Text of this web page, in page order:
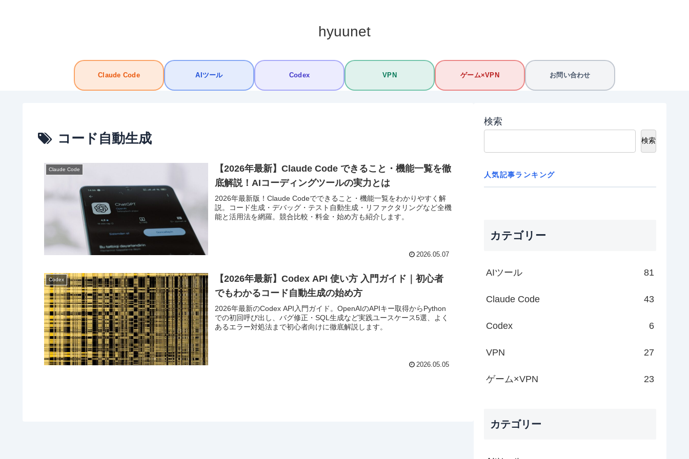
hyuunet
Claude Code AIツール Codex VPN ゲーム×VPN お問い合わせ
コード自動生成
Claude Code
【2026年最新】Claude Code できること・機能一覧を徹
底解説！AIコーディングツールの実力とは
2026年最新版！Claude Codeでできること・機能一覧をわかりやすく解
説。コード生成・デバッグ・テスト自動生成・リファクタリングなど全機
能と活用法を網羅。競合比較・料金・始め方も紹介します。
2026.05.07
Codex
【2026年最新】Codex API 使い方 入門ガイド｜初心者
でもわかるコード自動生成の始め方
2026年最新のCodex API入門ガイド。OpenAIのAPIキー取得からPython
での初回呼び出し、バグ修正・SQL生成など実践ユースケース5選、よく
あるエラー対処法まで初心者向けに徹底解説します。
2026.05.05
検索
検索
人気記事ランキング
カテゴリー
AIツール 81
Claude Code 43
Codex 6
VPN 27
ゲーム×VPN 23
カテゴリー